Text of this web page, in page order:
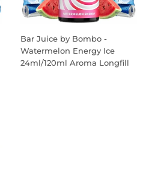
Bar Juice by Bombo -
Watermelon Energy Ice
24ml/120ml Aroma Longfill